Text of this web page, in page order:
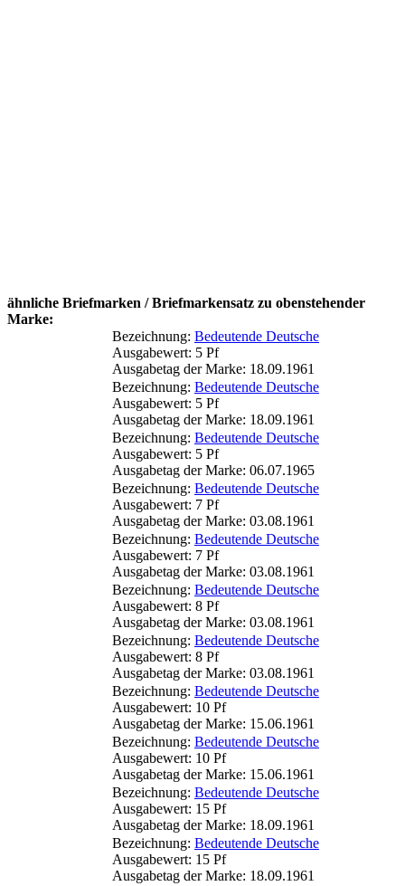
ähnliche Briefmarken / Briefmarkensatz zu obenstehender
Marke:
Bezeichnung: Bedeutende Deutsche
Ausgabewert: 5 Pf
Ausgabetag der Marke: 18.09.1961
Bezeichnung: Bedeutende Deutsche
Ausgabewert: 5 Pf
Ausgabetag der Marke: 18.09.1961
Bezeichnung: Bedeutende Deutsche
Ausgabewert: 5 Pf
Ausgabetag der Marke: 06.07.1965
Bezeichnung: Bedeutende Deutsche
Ausgabewert: 7 Pf
Ausgabetag der Marke: 03.08.1961
Bezeichnung: Bedeutende Deutsche
Ausgabewert: 7 Pf
Ausgabetag der Marke: 03.08.1961
Bezeichnung: Bedeutende Deutsche
Ausgabewert: 8 Pf
Ausgabetag der Marke: 03.08.1961
Bezeichnung: Bedeutende Deutsche
Ausgabewert: 8 Pf
Ausgabetag der Marke: 03.08.1961
Bezeichnung: Bedeutende Deutsche
Ausgabewert: 10 Pf
Ausgabetag der Marke: 15.06.1961
Bezeichnung: Bedeutende Deutsche
Ausgabewert: 10 Pf
Ausgabetag der Marke: 15.06.1961
Bezeichnung: Bedeutende Deutsche
Ausgabewert: 15 Pf
Ausgabetag der Marke: 18.09.1961
Bezeichnung: Bedeutende Deutsche
Ausgabewert: 15 Pf
Ausgabetag der Marke: 18.09.1961